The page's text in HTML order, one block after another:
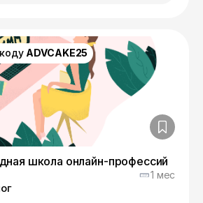
ADVCAKE25
школа онлайн-профессий
1 мес